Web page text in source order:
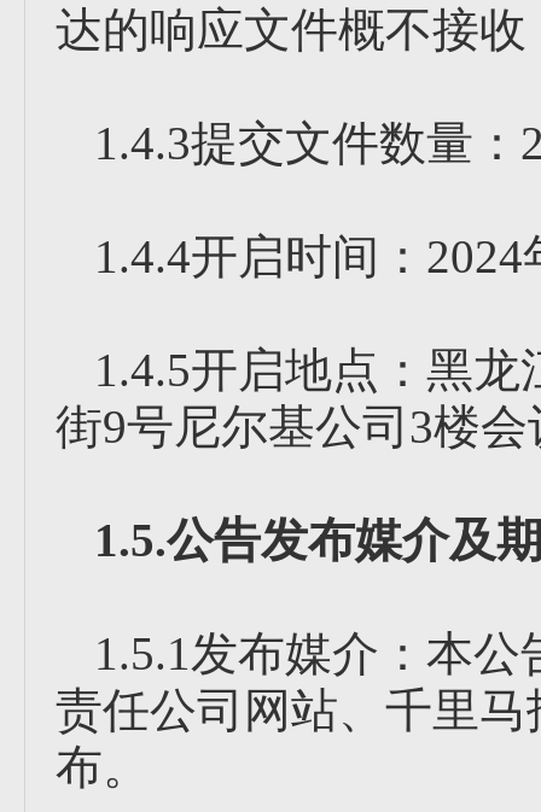
达的响应文件概不接收
1.4.3提交文件数量：
1.4.4开启时间：2024
1.4.5开启地点：黑
街9号尼尔基公司3楼会
1.5.公告发布媒介及
1.5.1发布媒介：本
责任公司网站、千里
布。